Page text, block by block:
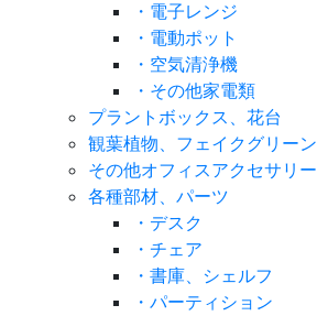
・電子レンジ
・電動ポット
・空気清浄機
・その他家電類
プラントボックス、花台
観葉植物、フェイクグリーン
その他オフィスアクセサリー
各種部材、パーツ
・デスク
・チェア
・書庫、シェルフ
・パーティション